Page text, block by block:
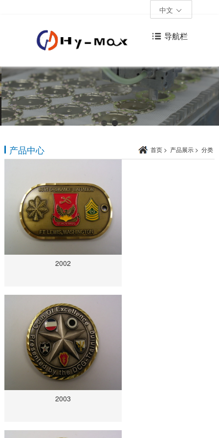
中文
导航栏
产品中心 首页 > 产品展示 > 分类
2002
2003